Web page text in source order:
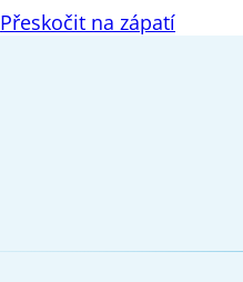
Přeskočit na zápatí